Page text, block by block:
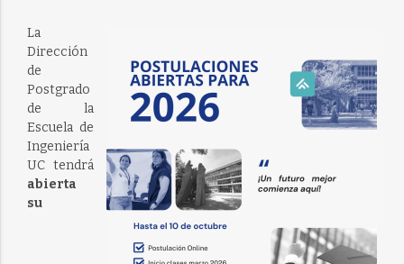
La
Dirección
de
Postgrado
de la
Escuela de
Ingeniería
UC tendrá
abierta
su